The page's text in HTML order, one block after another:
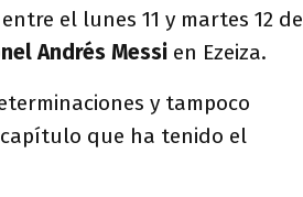
el lunes 11 y martes 12 de
Andrés Messi en Ezeiza.
y tampoco
que ha tenido el